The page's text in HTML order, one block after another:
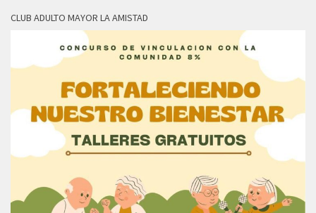
CLUB ADULTO MAYOR LA AMISTAD